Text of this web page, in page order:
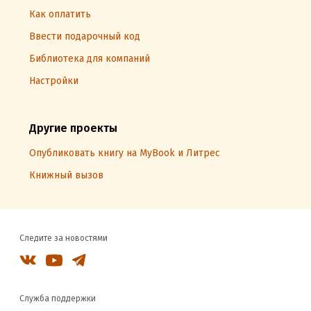
Как оплатить
Ввести подарочный код
Библиотека для компаний
Настройки
Другие проекты
Опубликовать книгу на MyBook и Литрес
Книжный вызов
Следите за новостями
Служба поддержки